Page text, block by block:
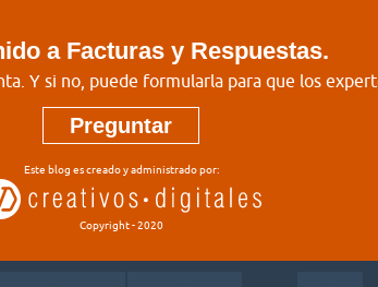
a Facturas y Respuestas.
Y si no, puede formularla para que los
Preguntar
Este blog es creado y administrado por:
Copyright - 2020